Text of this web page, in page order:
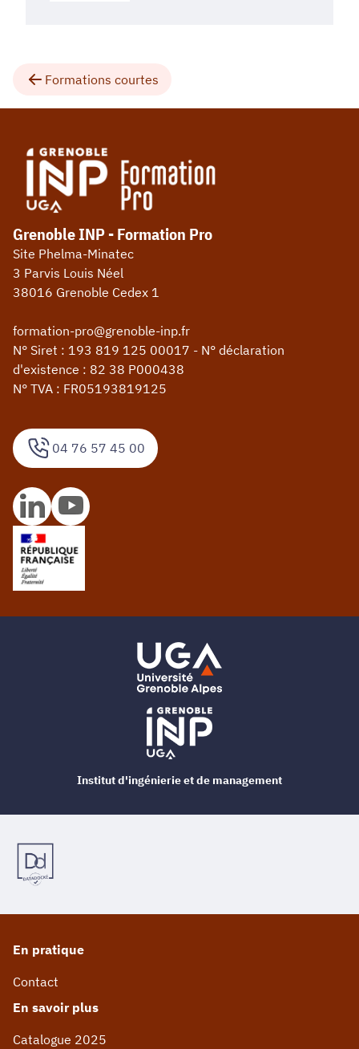
Formations courtes
04 76 57 45 00
Grenoble INP - Formation Pro
Site Phelma-Minatec
3 Parvis Louis Néel
38016 Grenoble Cedex 1
formation-pro@grenoble-inp.fr
N° Siret : 193 819 125 00017 - N° déclaration
d'existence : 82 38 P000438
N° TVA : FR05193819125
En pratique
Contact
En savoir plus
Catalogue 2025
Institut d'ingénierie et de management